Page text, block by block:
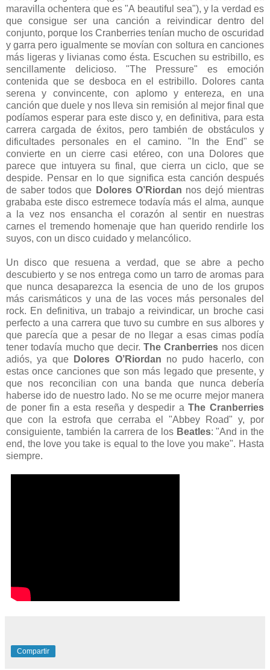
maravilla ochentera que es "A beautiful sea"), y la verdad es
que consigue ser una canción a reivindicar dentro del
conjunto, porque los Cranberries tenían mucho de oscuridad
y garra pero igualmente se movían con soltura en canciones
más ligeras y livianas como ésta. Escuchen su estribillo, es
sencillamente delicioso. "The Pressure" es emoción
contenida que se desboca en el estribillo. Dolores canta
serena y convincente, con aplomo y entereza, en una
canción que duele y nos lleva sin remisión al mejor final que
podíamos esperar para este disco y, en definitiva, para esta
carrera cargada de éxitos, pero también de obstáculos y
dificultades personales en el camino. "In the End" se
convierte en un cierre casi etéreo, con una Dolores que
parece que intuyera su final, que cierra un ciclo, que se
despide. Pensar en lo que significa esta canción después
de saber todos que Dolores O’Riordan nos dejó mientras
grababa este disco estremece todavía más el alma, aunque
a la vez nos ensancha el corazón al sentir en nuestras
carnes el tremendo homenaje que han querido rendirle los
suyos, con un disco cuidado y melancólico.
Un disco que resuena a verdad, que se abre a pecho
descubierto y se nos entrega como un tarro de aromas para
que nunca desaparezca la esencia de uno de los grupos
más carismáticos y una de las voces más personales del
rock. En definitiva, un trabajo a reivindicar, un broche casi
perfecto a una carrera que tuvo su cumbre en sus albores y
que parecía que a pesar de no llegar a esas cimas podía
tener todavía mucho que decir. The Cranberries nos dicen
adiós, ya que
Dolores O’Riordan no pudo hacerlo, con
estas once canciones que son más legado que presente, y
que nos reconcilian con una banda que nunca debería
haberse ido de nuestro lado. No se me ocurre mejor manera
de poner fin a esta reseña y despedir aThe Cranberries
que con la estrofa que cerraba el "Abbey Road" y, por
consiguiente, también la carrera de los Beatles: "And in the
end, the love you take is equal to the love you make". Hasta
siempre.
Compartir